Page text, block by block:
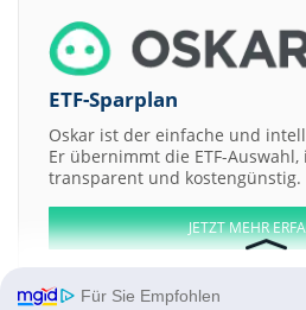
ETF-Sparplan
Oskar ist der einfache und
Er übernimmt die ETF-
transparent und kostengünstig.
JETZT MEHR
Für Sie Empfohlen